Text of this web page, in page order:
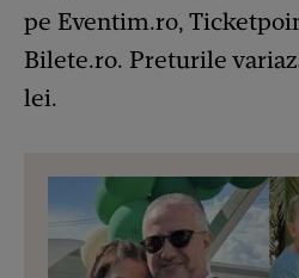
pe Eventim.ro,
Bilete.ro. Preturile
lei.